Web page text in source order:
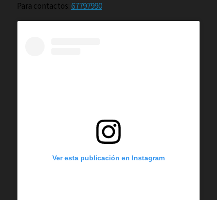
Para contactos:67797990
Ver esta publicación en Instagram